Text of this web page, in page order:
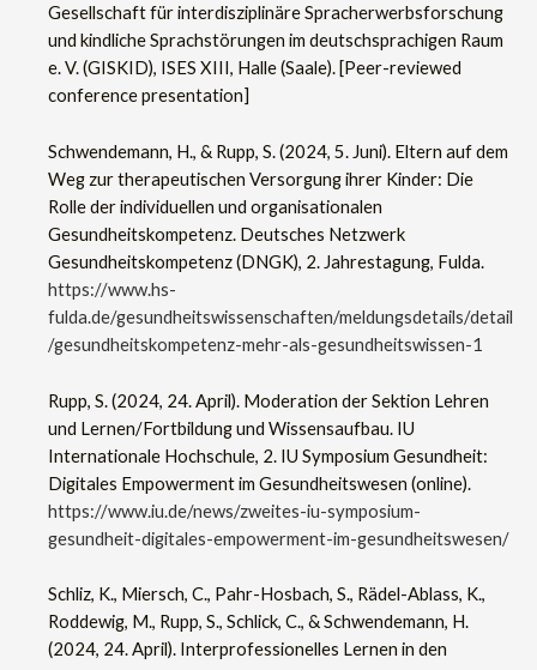
Gesellschaft für interdisziplinäre Spracherwerbsforschung
und kindliche Sprachstörungen im deutschsprachigen Raum
e. V. (GISKID), ISES XIII, Halle (Saale). [Peer-reviewed
conference presentation]
Schwendemann, H., & Rupp, S. (2024, 5. Juni). Eltern auf dem
Weg zur therapeutischen Versorgung ihrer Kinder: Die
Rolle der individuellen und organisationalen
Gesundheitskompetenz. Deutsches Netzwerk
Gesundheitskompetenz (DNGK), 2. Jahrestagung, Fulda.
https://www.hs-
fulda.de/gesundheitswissenschaften/meldungsdetails/detail
/gesundheitskompetenz-mehr-als-gesundheitswissen-1
Rupp, S. (2024, 24. April). Moderation der Sektion Lehren
und Lernen/Fortbildung und Wissensaufbau. IU
Internationale Hochschule, 2. IU Symposium Gesundheit:
Digitales Empowerment im Gesundheitswesen (online).
https://www.iu.de/news/zweites-iu-symposium-
gesundheit-digitales-empowerment-im-gesundheitswesen/
Schliz, K., Miersch, C., Pahr-Hosbach, S., Rädel-Ablass, K.,
Roddewig, M., Rupp, S., Schlick, C., & Schwendemann, H.
(2024, 24. April). Interprofessionelles Lernen in den